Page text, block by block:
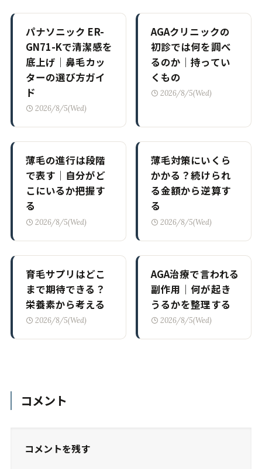
パナソニック ER-
GN71-Kで清潔感を
底上げ｜鼻毛カッ
ターの選び方ガイ
ド
2026/8/5(Wed)
AGAクリニックの
初診では何を調べ
るのか｜持ってい
くもの
2026/8/5(Wed)
薄毛の進行は段階
で表す｜自分がど
こにいるか把握す
る
2026/8/5(Wed)
薄毛対策にいくら
かかる？続けられ
る金額から逆算す
る
2026/8/5(Wed)
育毛サプリはどこ
まで期待できる？
栄養素から考える
2026/8/5(Wed)
AGA治療で言われる
副作用｜何が起き
うるかを整理する
2026/8/5(Wed)
コメント
コメントを残す